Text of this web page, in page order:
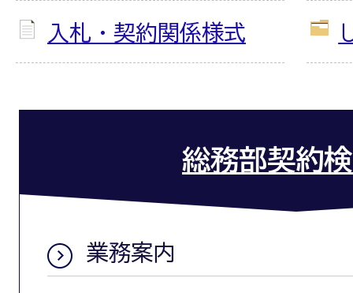
入札・契約関係様式
総務部契約
業務案内